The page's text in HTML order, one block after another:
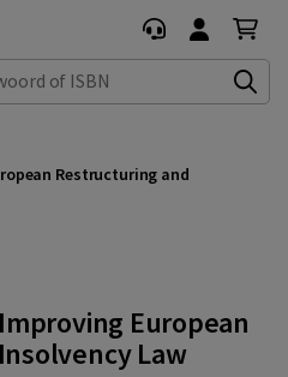
of ISBN
Restructuring and
European
Law